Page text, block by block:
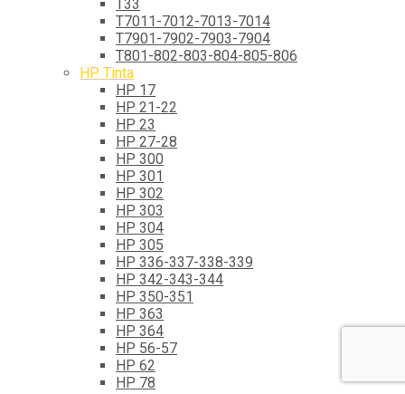
T33
T7011-7012-7013-7014
T7901-7902-7903-7904
T801-802-803-804-805-806
HP Tinta
HP 17
HP 21-22
HP 23
HP 27-28
HP 300
HP 301
HP 302
HP 303
HP 304
HP 305
HP 336-337-338-339
HP 342-343-344
HP 350-351
HP 363
HP 364
HP 56-57
HP 62
HP 78